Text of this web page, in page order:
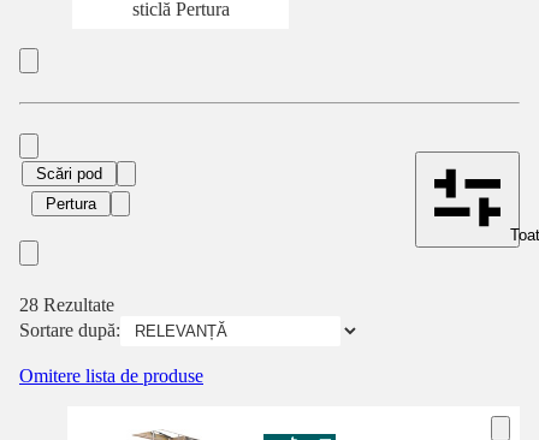
sticlă Pertura
Scări pod
Pertura
28 Rezultate
Sortare după:
Omitere lista de produse